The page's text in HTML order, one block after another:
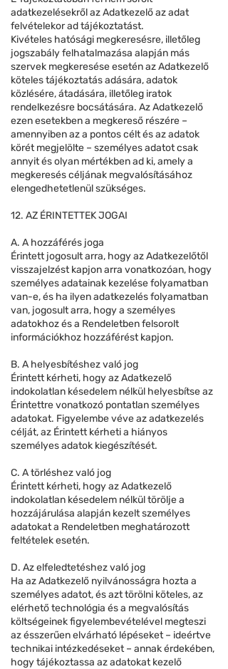
adatkezelésekről az Adatkezelő az adat
felvételekor ad tájékoztatást.
Kivételes hatósági megkeresésre, illetőleg
jogszabály felhatalmazása alapján más
szervek megkeresése esetén az Adatkezelő
köteles tájékoztatás adására, adatok
közlésére, átadására, illetőleg iratok
rendelkezésre bocsátására. Az Adatkezelő
ezen esetekben a megkereső részére –
amennyiben az a pontos célt és az adatok
körét megjelölte – személyes adatot csak
annyit és olyan mértékben ad ki, amely a
megkeresés céljának megvalósításához
elengedhetetlenül szükséges.
12. AZ ÉRINTETTEK JOGAI
A. A hozzáférés joga
Érintett jogosult arra, hogy az Adatkezelőtől
visszajelzést kapjon arra vonatkozóan, hogy
személyes adatainak kezelése folyamatban
van-e, és ha ilyen adatkezelés folyamatban
van, jogosult arra, hogy a személyes
adatokhoz és a Rendeletben felsorolt
információkhoz hozzáférést kapjon.
B. A helyesbítéshez való jog
Érintett kérheti, hogy az Adatkezelő
indokolatlan késedelem nélkül helyesbítse az
Érintettre vonatkozó pontatlan személyes
adatokat. Figyelembe véve az adatkezelés
célját, az Érintett kérheti a hiányos
személyes adatok kiegészítését.
C. A törléshez való jog
Érintett kérheti, hogy az Adatkezelő
indokolatlan késedelem nélkül törölje a
hozzájárulása alapján kezelt személyes
adatokat a Rendeletben meghatározott
feltételek esetén.
D. Az elfeledtetéshez való jog
Ha az Adatkezelő nyilvánosságra hozta a
személyes adatot, és azt törölni köteles, az
elérhető technológia és a megvalósítás
költségeinek figyelembevételével megteszi
az ésszerűen elvárható lépéseket – ideértve
technikai intézkedéseket – annak érdekében,
hogy tájékoztassa az adatokat kezelő